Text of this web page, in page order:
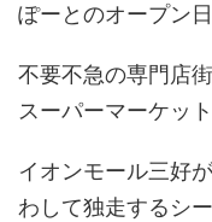
ぽーとのオープン
不要不急の専門店
スーパーマーケッ
イオンモール三好
わして独走するシ